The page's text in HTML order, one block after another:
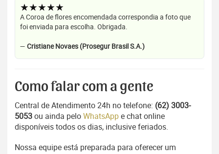
★★★★★
A Coroa de flores encomendada correspondia a foto que
foi enviada para escolha. Obrigada.
— Cristiane Novaes (Prosegur Brasil S.A.)
Como falar com a gente
Central de Atendimento 24h no telefone: (62) 3003-
5053ou ainda peloWhatsAppe chat online
disponíveis todos os dias, inclusive feriados.
Nossa equipe está preparada para oferecer um